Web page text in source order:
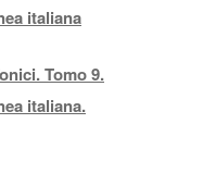
italiana
Tomo 9.
italiana.